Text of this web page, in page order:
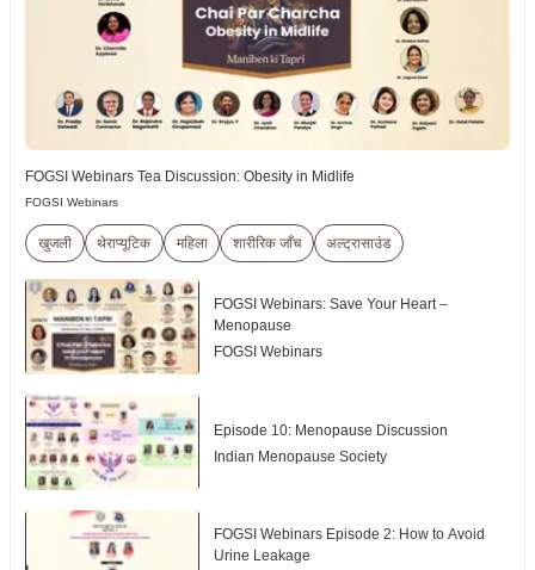
FOGSI Webinars Tea Discussion: Obesity in Midlife
FOGSI Webinars
खुजली थेराप्यूटिक महिला शारीरिक जाँच अल्ट्रासाउंड
FOGSI Webinars: Save Your Heart –
Menopause
FOGSI Webinars
Episode 10: Menopause Discussion
Indian Menopause Society
FOGSI Webinars Episode 2: How to Avoid
Urine Leakage